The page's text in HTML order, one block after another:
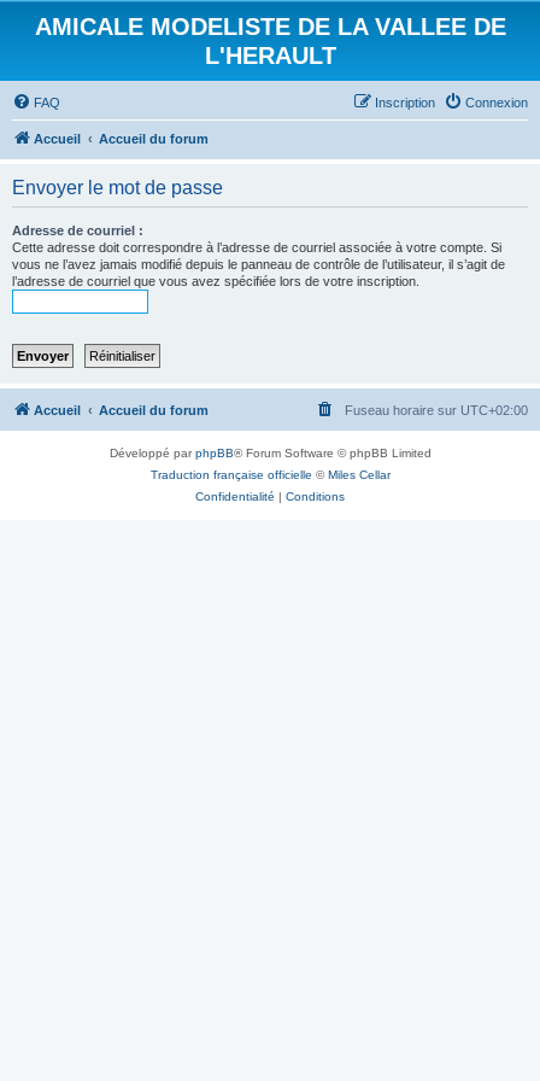
AMICALE MODELISTE DE LA VALLEE DE
L'HERAULT
FAQ Connexion
Inscription
Accueil Accueil du forum
Envoyer le mot de passe
Adresse de courriel :
Cette adresse doit correspondre à l’adresse de courriel associée à votre compte. Si
vous ne l’avez jamais modifié depuis le panneau de contrôle de l’utilisateur, il s’agit de
l’adresse de courriel que vous avez spécifiée lors de votre inscription.
Accueil Accueil du forum Fuseau horaire sur UTC+02:00
Développé parphpBB® Forum Software © phpBB Limited
Traduction française officielle ©Miles Cellar
Confidentialité | Conditions